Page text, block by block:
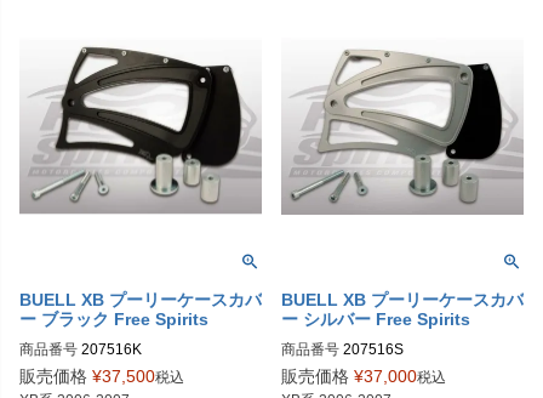
BUELL XB プーリーケースカバ
ー ブラック Free Spirits
商品番号 207516K
販売価格 ¥37,500税込
BUELL XB プーリーケースカバ
ー シルバー Free Spirits
商品番号 207516S
販売価格 ¥37,000税込